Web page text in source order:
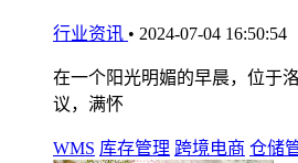
行业资讯 • 2024-07-04 16:50:54
在一个阳光明媚的早晨，位于
议，满怀
WMS 库存管理 跨境电商 仓储